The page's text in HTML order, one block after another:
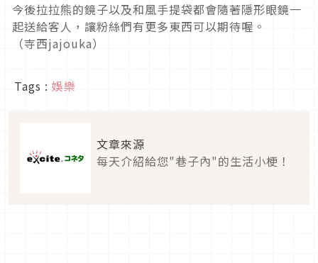
今後拉拉熊的鏡子以及和風手提袋都會隨著隱形眼鏡一
起送給客人，讓粉絲們有更多東西可以期待喔。
（寺西jajouka）
Tags : 娛樂
文章來源
每天介紹給您"巷子內"的生活小梗！